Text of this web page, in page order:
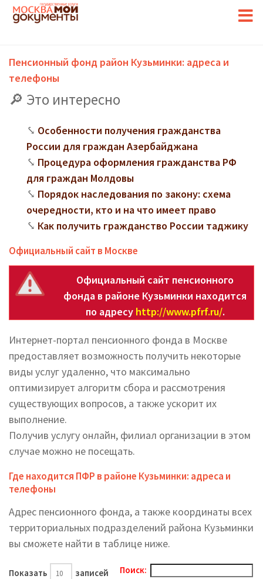
Пенсионный фонд район Кузьминки: адреса и
телефоны
Это интересно
Особенности получения гражданства
России для граждан Азербайджана
Процедура оформления гражданства РФ
для граждан Молдовы
Порядок наследования по закону: схема
очередности, кто и на что имеет право
Как получить гражданство России таджику
Официальный сайт в Москве
Официальный сайт пенсионного
фонда в районе Кузьминки находится
по адресу http://www.pfrf.ru/.
Интернет-портал пенсионного фонда в Москве
предоставляет возможность получить некоторые
виды услуг удаленно, что максимально
оптимизирует алгоритм сбора и рассмотрения
существующих вопросов, а также ускорит их
выполнение.
Получив услугу онлайн, филиал организации в этом
случае можно не посещать.
Где находится ПФР в районе Кузьминки: адреса и
телефоны
Адрес пенсионного фонда, а также координаты всех
территориальных подразделений района Кузьминки
вы cможете найти в таблице ниже.
Показать записей Поиск: